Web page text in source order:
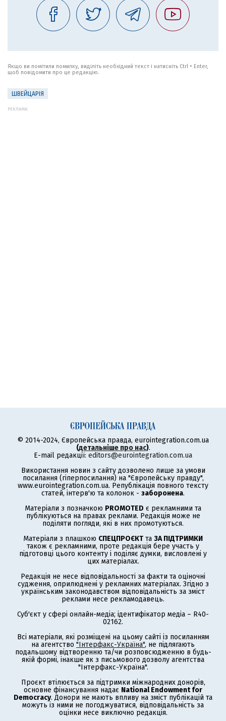
Якщо ви помітили помилку, виділіть необхідний текст і натисніть Ctrl + Enter,
щоб повідомити про це редакцію.
ШВЕЙЦАРІЯ
РЕКЛАМА:
© 2014-2024, Європейська правда, eurointegration.com.ua
(детальніше про нас).
E-mail редакції: editors@eurointegration.com.ua
Використання новин з сайту дозволено лише за умови
посилання (гіперпосилання) на "Європейську правду",
www.eurointegration.com.ua. Републікація повного тексту
статей, інтерв'ю та колонок - заборонена.
Матеріали з позначкою PROMOTED є рекламними та
публікуються на правах реклами. Редакція може не
поділяти погляди, які в них промотуються.
Матеріали з плашкою СПЕЦПРОЄКТ та ЗА ПІДТРИМКИ
також є рекламними, проте редакція бере участь у
підготовці цього контенту і поділяє думки, висловлені у
цих матеріалах.
Редакція не несе відповідальності за факти та оціночні
судження, оприлюднені у рекламних матеріалах. Згідно з
українським законодавством відповідальність за зміст
реклами несе рекламодавець.
Суб'єкт у сфері онлайн-медіа; ідентифікатор медіа – R40-
02162.
Всі матеріали, які розміщені на цьому сайті із посиланням
на агентство "Інтерфакс-Україна", не підлягають
подальшому відтворенню та/чи розповсюдженню в будь-
якій формі, інакше як з письмового дозволу агентства
"Інтерфакс-Україна".
Проєкт втілюється за підтримки міжнародних донорів,
основне фінансування надає National Endowment for
Democracy. Донори не мають впливу на зміст публікацій та
можуть із ними не погоджуватися, відповідальність за
оцінки несе виключно редакція.